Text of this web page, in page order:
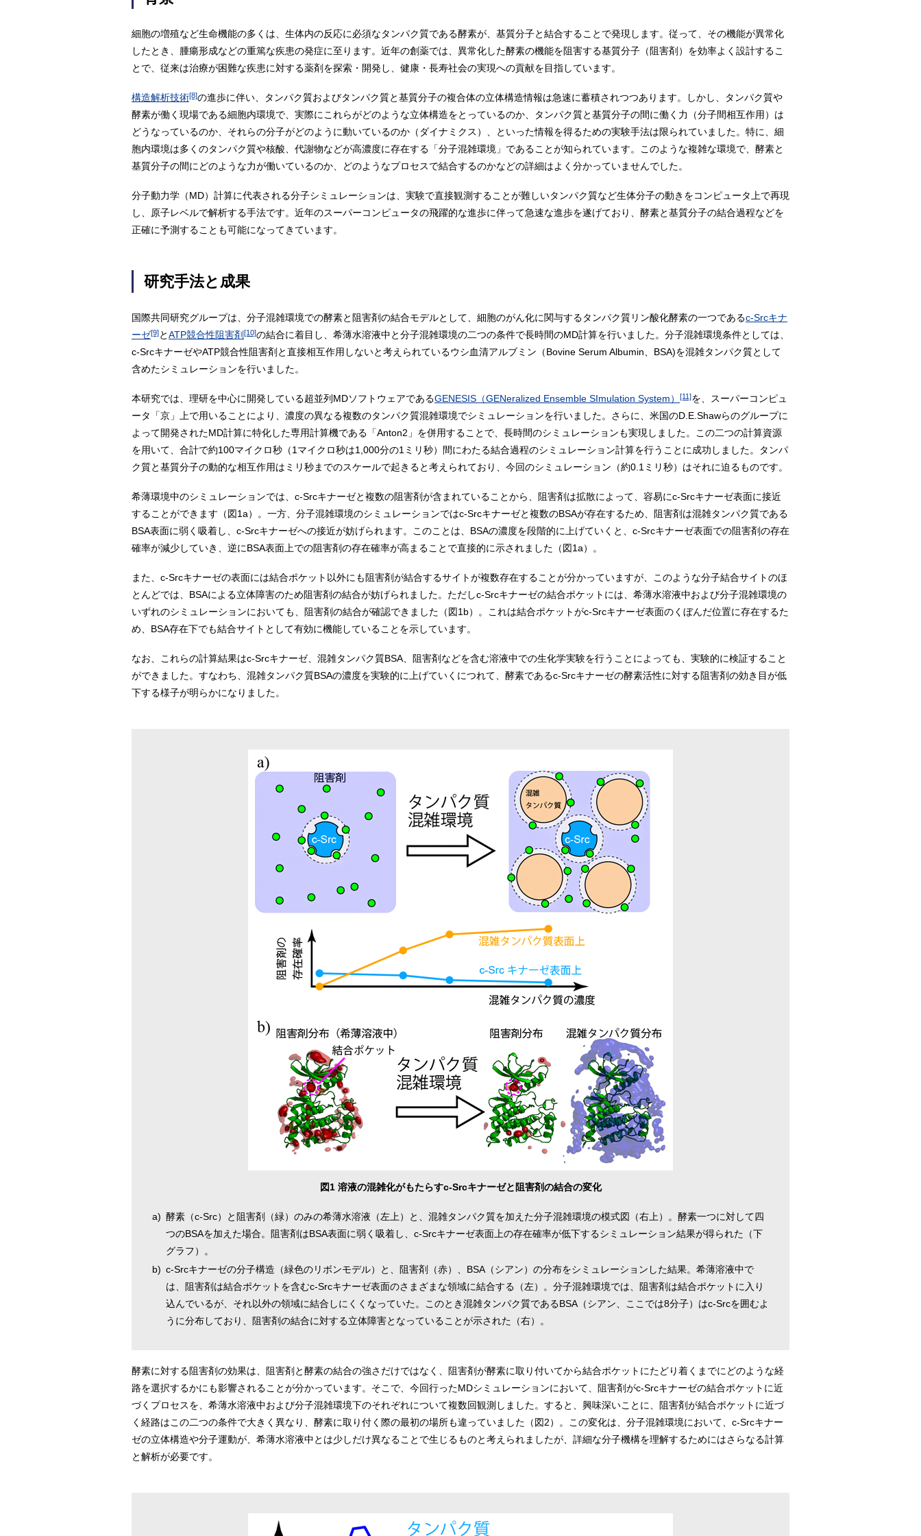
細胞の増殖など生命機能の多くは、生体内の反応に必須なタンパク質である酵素が、基質分子と結合することで発現します。従って、その機能が異常化
したとき、腫瘍形成などの重篤な疾患の発症に至ります。近年の創薬では、異常化した酵素の機能を阻害する基質分子（阻害剤）を効率よく設計するこ
とで、従来は治療が困難な疾患に対する薬剤を探索・開発し、健康・長寿社会の実現への貢献を目指しています。
構造解析技術[8]の進歩に伴い、タンパク質およびタンパク質と基質分子の複合体の立体構造情報は急速に蓄積されつつあります。しかし、タンパク質や
酵素が働く現場である細胞内環境で、実際にこれらがどのような立体構造をとっているのか、タンパク質と基質分子の間に働く力（分子間相互作用）は
どうなっているのか、それらの分子がどのように動いているのか（ダイナミクス）、といった情報を得るための実験手法は限られていました。特に、細
胞内環境は多くのタンパク質や核酸、代謝物などが高濃度に存在する「分子混雑環境」であることが知られています。このような複雑な環境で、酵素と
基質分子の間にどのような力が働いているのか、どのようなプロセスで結合するのかなどの詳細はよく分かっていませんでした。
分子動力学（MD）計算に代表される分子シミュレーションは、実験で直接観測することが難しいタンパク質など生体分子の動きをコンピュータ上で再現
し、原子レベルで解析する手法です。近年のスーパーコンピュータの飛躍的な進歩に伴って急速な進歩を遂げており、酵素と基質分子の結合過程などを
正確に予測することも可能になってきています。
研究手法と成果
国際共同研究グループは、分子混雑環境での酵素と阻害剤の結合モデルとして、細胞のがん化に関与するタンパク質リン酸化酵素の一つであるc-Srcキナ
ーゼ[9]とATP競合性阻害剤 [10]の結合に着目し、希薄水溶液中と分子混雑環境の二つの条件で長時間のMD計算を行いました。分子混雑環境条件としては、
c-SrcキナーゼやATP競合性阻害剤と直接相互作用しないと考えられているウシ血清アルブミン（Bovine Serum Albumin、BSA)を混雑タンパク質として
含めたシミュレーションを行いました。
本研究では、理研を中心に開発している超並列MDソフトウェアであるGENESIS（GENeralized Ensemble SImulation System） [11]を、スーパーコンピュ
ータ「京」上で用いることにより、濃度の異なる複数のタンパク質混雑環境でシミュレーションを行いました。さらに、米国のD.E.Shawらのグループに
よって開発されたMD計算に特化した専用計算機である「Anton2」を併用することで、長時間のシミュレーションも実現しました。この二つの計算資源
を用いて、合計で約100マイクロ秒（1マイクロ秒は1,000分の1ミリ秒）間にわたる結合過程のシミュレーション計算を行うことに成功しました。タンパ
ク質と基質分子の動的な相互作用はミリ秒までのスケールで起きると考えられており、今回のシミュレーション（約0.1ミリ秒）はそれに迫るものです。
希薄環境中のシミュレーションでは、c-Srcキナーゼと複数の阻害剤が含まれていることから、阻害剤は拡散によって、容易にc-Srcキナーゼ表面に接近
することができます（図1a）。一方、分子混雑環境のシミュレーションではc-Srcキナーゼと複数のBSAが存在するため、阻害剤は混雑タンパク質である
BSA表面に弱く吸着し、c-Srcキナーゼへの接近が妨げられます。このことは、BSAの濃度を段階的に上げていくと、c-Srcキナーゼ表面での阻害剤の存在
確率が減少していき、逆にBSA表面上での阻害剤の存在確率が高まることで直接的に示されました（図1a）。
また、c-Srcキナーゼの表面には結合ポケット以外にも阻害剤が結合するサイトが複数存在することが分かっていますが、このような分子結合サイトのほ
とんどでは、BSAによる立体障害のため阻害剤の結合が妨げられました。ただしc-Srcキナーゼの結合ポケットには、希薄水溶液中および分子混雑環境の
いずれのシミュレーションにおいても、阻害剤の結合が確認できました（図1b）。これは結合ポケットがc-Srcキナーゼ表面のくぼんだ位置に存在するた
め、BSA存在下でも結合サイトとして有効に機能していることを示しています。
なお、これらの計算結果はc-Srcキナーゼ、混雑タンパク質BSA、阻害剤などを含む溶液中での生化学実験を行うことによっても、実験的に検証すること
ができました。すなわち、混雑タンパク質BSAの濃度を実験的に上げていくにつれて、酵素であるc-Srcキナーゼの酵素活性に対する阻害剤の効き目が低
下する様子が明らかになりました。
図1 溶液の混雑化がもたらすc-Srcキナーゼと阻害剤の結合の変化
a) 酵素（c-Src）と阻害剤（緑）のみの希薄水溶液（左上）と、混雑タンパク質を加えた分子混雑環境の模式図（右上）。酵素一つに対して四
つのBSAを加えた場合。阻害剤はBSA表面に弱く吸着し、c-Srcキナーゼ表面上の存在確率が低下するシミュレーション結果が得られた（下
グラフ）。
b) c-Srcキナーゼの分子構造（緑色のリボンモデル）と、阻害剤（赤）、BSA（シアン）の分布をシミュレーションした結果。希薄溶液中で
は、阻害剤は結合ポケットを含むc-Srcキナーゼ表面のさまざまな領域に結合する（左）。分子混雑環境では、阻害剤は結合ポケットに入り
込んでいるが、それ以外の領域に結合しにくくなっていた。このとき混雑タンパク質であるBSA（シアン、ここでは8分子）はc-Srcを囲むよ
うに分布しており、阻害剤の結合に対する立体障害となっていることが示された（右）。
酵素に対する阻害剤の効果は、阻害剤と酵素の結合の強さだけではなく、阻害剤が酵素に取り付いてから結合ポケットにたどり着くまでにどのような経
路を選択するかにも影響されることが分かっています。そこで、今回行ったMDシミュレーションにおいて、阻害剤がc-Srcキナーゼの結合ポケットに近
づくプロセスを、希薄水溶液中および分子混雑環境下のそれぞれについて複数回観測しました。すると、興味深いことに、阻害剤が結合ポケットに近づ
く経路はこの二つの条件で大きく異なり、酵素に取り付く際の最初の場所も違っていました（図2）。この変化は、分子混雑環境において、c-Srcキナー
ゼの立体構造や分子運動が、希薄水溶液中とは少しだけ異なることで生じるものと考えられましたが、詳細な分子機構を理解するためにはさらなる計算
と解析が必要です。